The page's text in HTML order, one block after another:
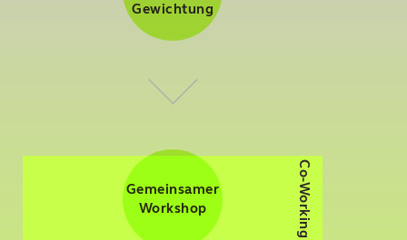
Co-Working
Gemeinsamer
Workshop
Gewichtung